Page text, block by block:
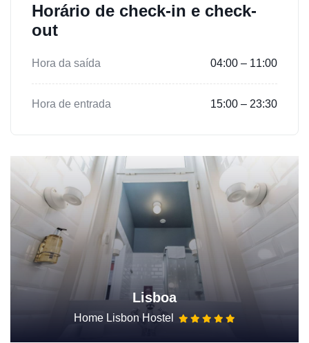
Horário de check-in e check-
out
Hora da saída 04:00 – 11:00
Hora de entrada 15:00 – 23:30
Lisboa
Home Lisbon Hostel